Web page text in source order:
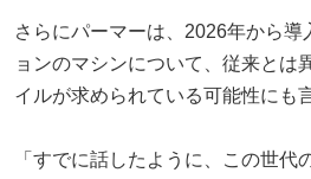
さらにパーマーは、2026年から導
ョンのマシンについて、従来とは
イルが求められている可能性にも
「すでに話したように、この世代